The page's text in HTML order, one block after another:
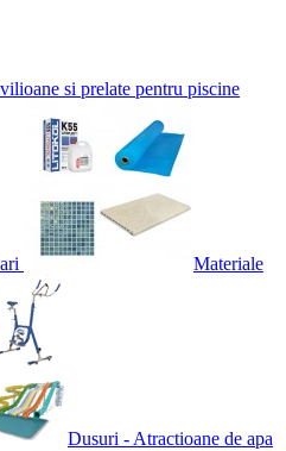
si prelate pentru piscine
Materiale
Dusuri - Atractioane de apa